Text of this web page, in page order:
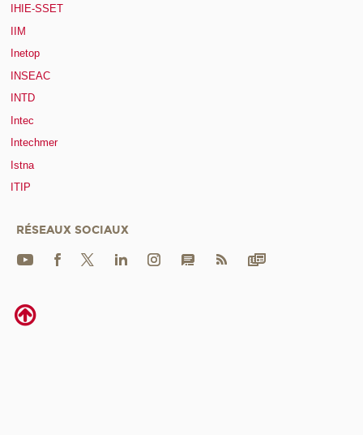
IHIE-SSET
IIM
Inetop
INSEAC
INTD
Intec
Intechmer
Istna
ITIP
RÉSEAUX SOCIAUX